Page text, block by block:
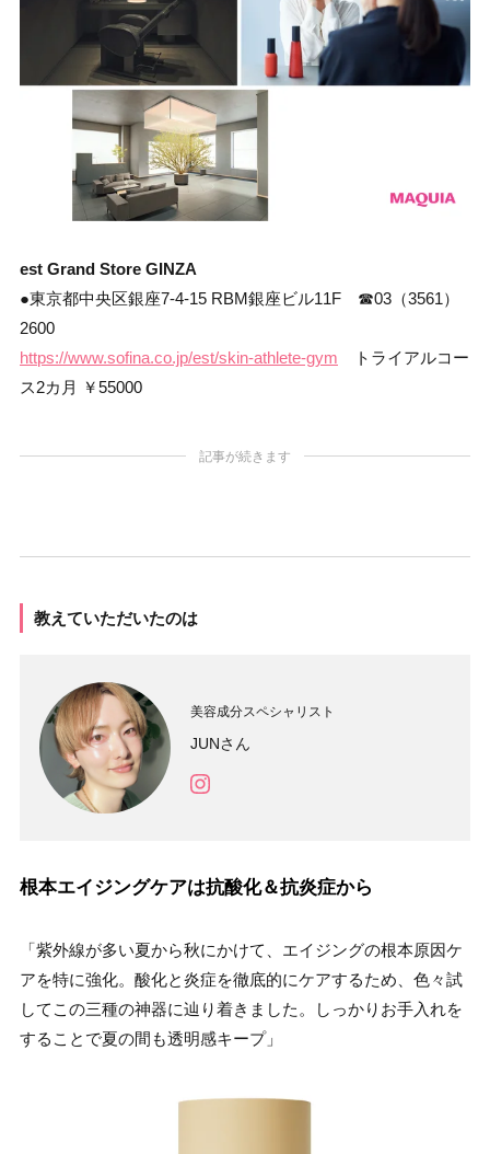
est Grand Store GINZA
●東京都中央区銀座7-4-15 RBM銀座ビル11F ☎03（3561）
2600
https://www.sofina.co.jp/est/skin-athlete-gym トライアルコー
ス2カ月 ￥55000
記事が続きます
教えていただいたのは
美容成分スペシャリスト
JUNさん
根本エイジングケアは抗酸化＆抗炎症から
「紫外線が多い夏から秋にかけて、エイジングの根本原因ケ
アを特に強化。酸化と炎症を徹底的にケアするため、色々試
してこの三種の神器に辿り着きました。しっかりお手入れを
することで夏の間も透明感キープ」